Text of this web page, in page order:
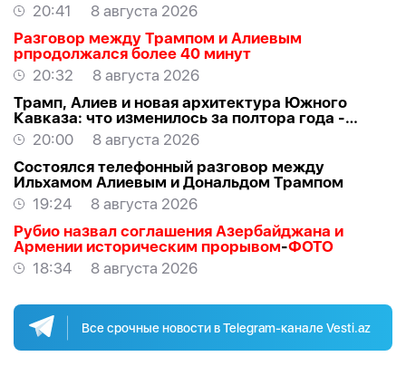
20:41
8 августа 2026
Разговор между Трампом и Алиевым
рпродолжался более 40 минут
20:32
8 августа 2026
Трамп, Алиев и новая архитектура Южного
Кавказа: что изменилось за полтора года -
ВЗГЛЯД
20:00
8 августа 2026
Состоялся телефонный разговор между
Ильхамом Алиевым и Дональдом Трампом
19:24
8 августа 2026
Рубио назвал соглашения Азербайджана и
Армении историческим прорывом-ФОТО
18:34
8 августа 2026
Все срочные новости в Telegram-канале Vesti.az